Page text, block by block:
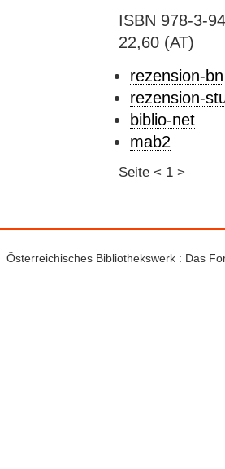
ISBN 978-3-
22,60 (AT)
rezension-bn
rezension-
biblio-net
mab2
Seite < 1 >
Bibliothekswerk : Das